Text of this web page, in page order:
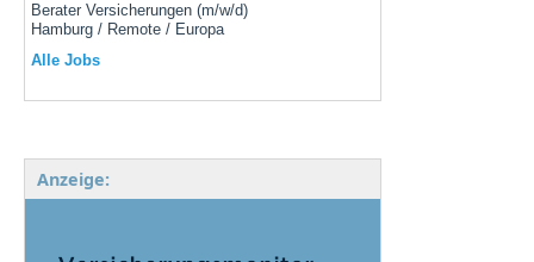
Berater Versicherungen (m/w/d)
Hamburg / Remote / Europa
Alle Jobs
Anzeige: